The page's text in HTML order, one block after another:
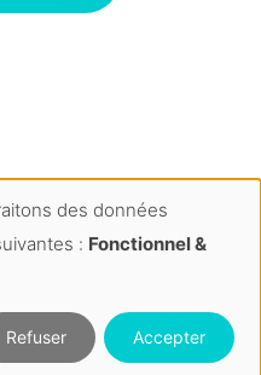
des données
: Fonctionnel &
Refuser Accepter